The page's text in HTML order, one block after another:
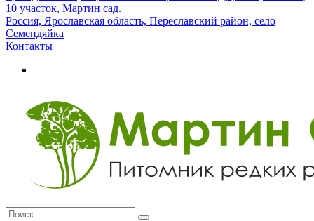
10 участок, Мартин сад.
Россия, Ярославская область, Переславский район, село
Семендяйка
Контакты